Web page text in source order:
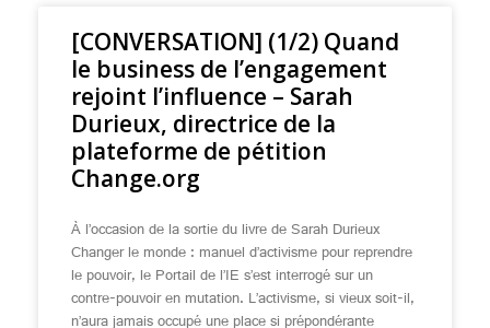
[CONVERSATION] (1/2) Quand
le business de l’engagement
rejoint l’influence – Sarah
Durieux, directrice de la
plateforme de pétition
Change.org
À l’occasion de la sortie du livre de Sarah Durieux
Changer le monde : manuel d’activisme pour reprendre
le pouvoir, le Portail de l’IE s’est interrogé sur un
contre-pouvoir en mutation. L’activisme, si vieux soit-il,